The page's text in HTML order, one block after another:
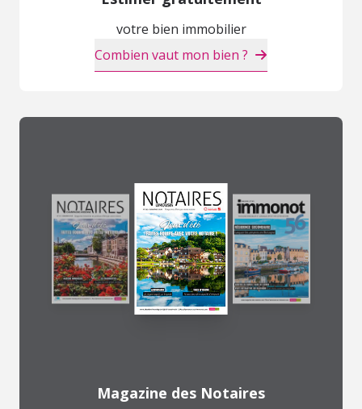
votre bien immobilier
Combien vaut mon bien ?
Magazine des Notaires